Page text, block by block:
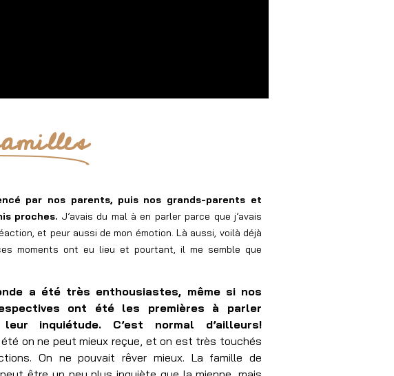
par nos parents, puis nos grands-parents et
proches. J’avais du mal à en parler parce que j’avais
et peur aussi de mon émotion. Là aussi, voilà déjà
moments ont eu lieu et pourtant, il me semble que
a été très enthousiastes, même si nos
ont été les premières à parler
inquiétude. C’est normal d’ailleurs!
été on ne peut mieux reçue, et on est très touchés
On ne pouvait rêver mieux. La famille de